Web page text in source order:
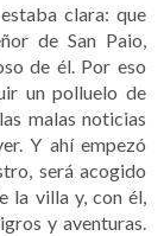
clara: que
de San Paio,
de él. Por eso
un polluelo de
malas noticias
Y ahí empezó
será acogido
la villa y, con él,
y aventuras.